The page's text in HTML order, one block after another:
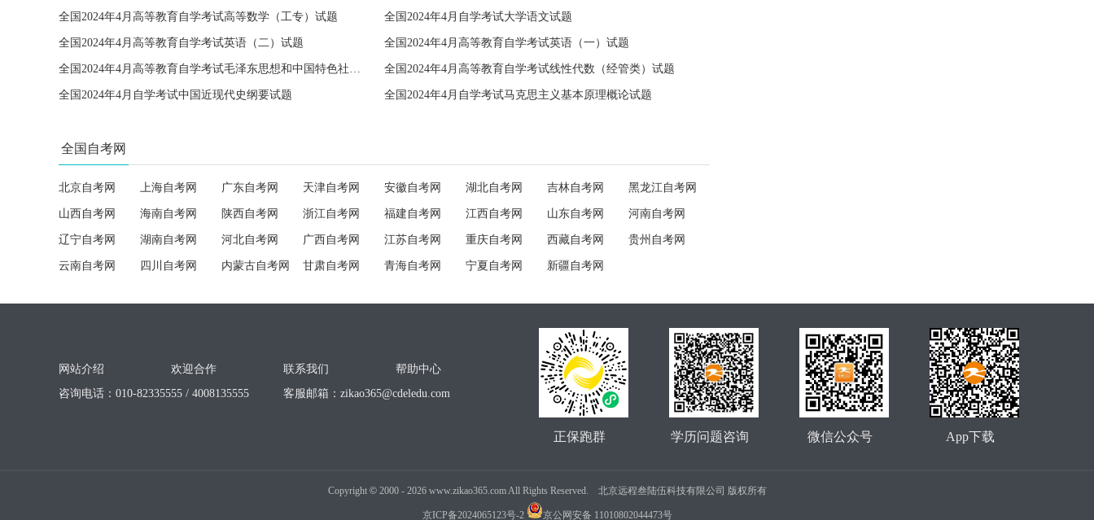
全国2024年4月高等教育自学考试高等数学（工专）试题 全国2024年4月自学考试大学语文试题
全国2024年4月高等教育自学考试英语（二）试题 全国2024年4月高等教育自学考试英语（一）试题
全国2024年4月高等教育自学考试毛泽东思想和中国特色社会主义理论体系概论试题 全国2024年4月高等教育自学考试线性代数（经管类）试题
全国2024年4月自学考试中国近现代史纲要试题 全国2024年4月自学考试马克思主义基本原理概论试题
全国自考网
北京自考网 上海自考网 广东自考网 天津自考网 安徽自考网 湖北自考网 吉林自考网 黑龙江自考网
山西自考网 海南自考网 陕西自考网 浙江自考网 福建自考网 江西自考网 山东自考网 河南自考网
辽宁自考网 湖南自考网 河北自考网 广西自考网 江苏自考网 重庆自考网 西藏自考网 贵州自考网
云南自考网 四川自考网 内蒙古自考网 甘肃自考网 青海自考网 宁夏自考网 新疆自考网
网站介绍 欢迎合作 联系我们
帮助中心
咨询电话：010-82335555 / 4008135555
客服邮箱： zikao365@cdeledu.com
App下载
微信公众号
学历问题咨询
正保跑群
Copyright ©2000 - 2026www.zikao365.com All Rights Reserved. 北京远程叁陆伍科技有限公司 版权所有
京ICP备2024065123号-2 京公网安备 11010802044473号